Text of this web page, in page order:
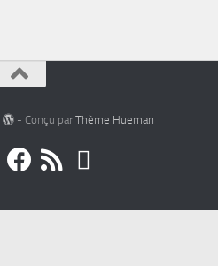
- Conçu par Thème Hueman